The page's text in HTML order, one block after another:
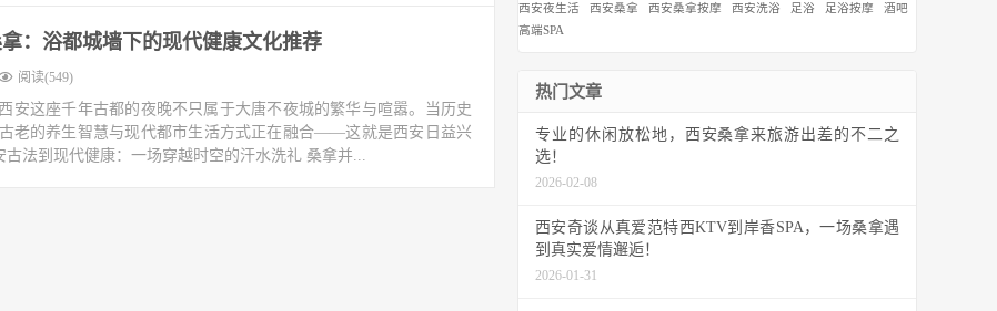
：浴都城墙下的现代健康文化推荐
阅读(549)
安这座千年古都的夜晚不只属于大唐不夜城的繁华与喧嚣。当历史
老的养生智慧与现代都市生活方式正在融合——这就是西安日益兴
古法到现代健康：一场穿越时空的汗水洗礼 桑拿并...
西安夜生活 西安桑拿 西安桑拿按摩 西安洗浴 足浴 足浴按摩
酒吧
高端SPA
热门文章
专业的休闲放松地，西安桑拿来旅游出差的不二之
选！
2026-02-08
西安奇谈从真爱范特西KTV到岸香SPA，一场桑拿遇
到真实爱情邂逅！
2026-01-31